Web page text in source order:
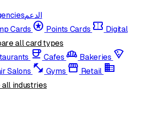
الدعم
Cards stars Points Cards confirmation_number Digital
all card types
coffee Cafes bakery_dining Bakeries local_pizza
Salons fitness_center Gyms storefront Retail domain
all industries